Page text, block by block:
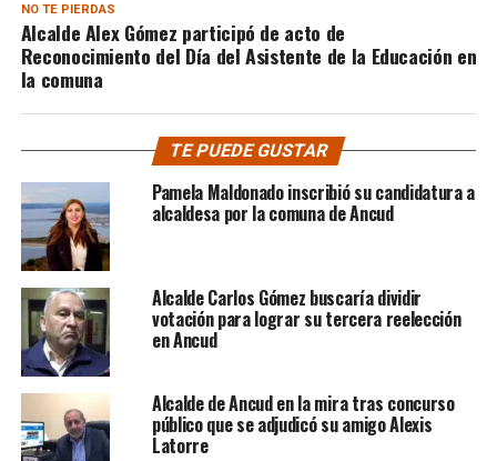
NO TE PIERDAS
Alcalde Alex Gómez participó de acto de
Reconocimiento del Día del Asistente de la Educación en
la comuna
TE PUEDE GUSTAR
Pamela Maldonado inscribió su candidatura a
alcaldesa por la comuna de Ancud
Alcalde Carlos Gómez buscaría dividir
votación para lograr su tercera reelección
en Ancud
Alcalde de Ancud en la mira tras concurso
público que se adjudicó su amigo Alexis
Latorre